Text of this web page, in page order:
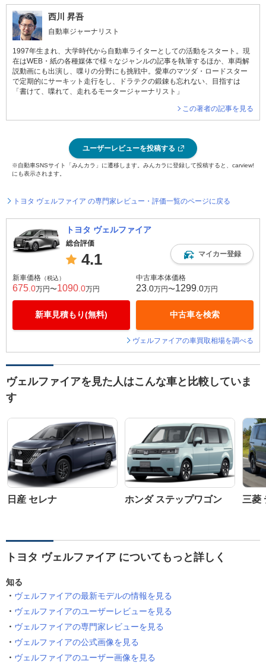
西川 昇吾
自動車ジャーナリスト
1997年生まれ、大学時代から自動車ライターとしての活動をスタート。現
在はWEB・紙の各種媒体で様々なジャンルの記事を執筆するほか、車両解
説動画にも出演し、喋りの分野にも挑戦中。愛車のマツダ・ロードスター
で定期的にサーキット走行をし、ドラテクの鍛錬も忘れない、目指すは
「書けて、喋れて、走れるモータージャーナリスト」
この著者の記事を見る
ユーザーレビューを投稿する
※自動車SNSサイト「みんカラ」に遷移します。みんカラに登録して投稿すると、carview!
にも表示されます。
トヨタ ヴェルファイア の専門家レビュー・評価一覧のページに戻る
トヨタ ヴェルファイア
総合評価
4.1 マイカー登録
新車価格 （税込）
675 .0万円〜1090 .0万円
新車見積もり(無料)
中古車本体価格
23 .0万円〜1299 .0万円
中古車を検索
ヴェルファイアの車買取相場を調べる
ヴェルファイアを見た人はこんな車と比較していま
す
日産 セレナ ホンダ ステップワゴン 三菱
トヨタ ヴェルファイア についてもっと詳しく
知る
ヴェルファイアの最新モデルの情報を見る
ヴェルファイアのユーザーレビューを見る
ヴェルファイアの専門家レビューを見る
ヴェルファイアの公式画像を見る
ヴェルファイアのユーザー画像を見る